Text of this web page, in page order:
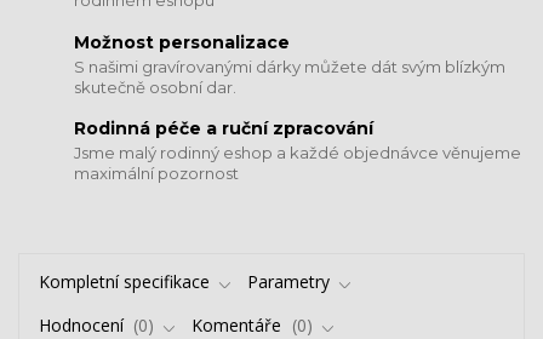
Možnost personalizace
S našimi gravírovanými dárky můžete dát svým blízkým
skutečně osobní dar.
​​​​​​​Rodinná péče a ruční zpracování
Jsme malý rodinný eshop a každé objednávce věnujeme
maximální pozornost
Kompletní specifikace
Parametry
Hodnocení
0 Komentáře 0